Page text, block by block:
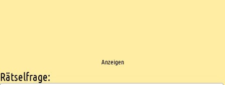
Anzeigen
Kreuzworträtsel suchen
Rätselfrage: